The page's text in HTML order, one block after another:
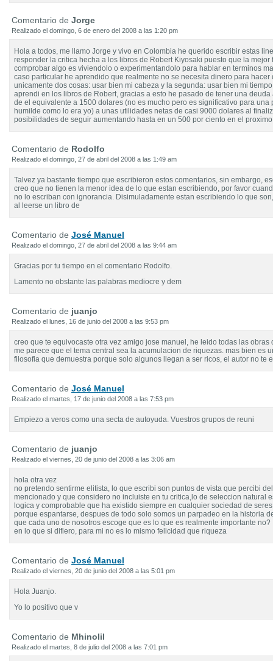
Comentario de Jorge
Realizado el domingo, 6 de enero del 2008 a las 1:20 pm
Hola a todos, me llamo Jorge y vivo en Colombia he querido escribir estas
responder la critica hecha a los libros de Robert Kiyosaki puesto que la mejor
comprobar algo es viviendolo o experimentandolo para hablar en terminos
caso particular he aprendido que realmente no se necesita dinero para hacer
unicamente dos cosas: usar bien mi cabeza y la segunda: usar bien mi
aprendi en los libros de Robert, gracias a esto he pasado de tener una
de el equivalente a 1500 dolares (no es mucho pero es significativo para una
humilde como lo era yo) a unas utilidades netas de casi 9000 dolares al
posibilidades de seguir aumentando hasta en un 500 por ciento en el
Comentario de Rodolfo
Realizado el domingo, 27 de abril del 2008 a las 1:49 am
Talvez ya bastante tiempo que escribieron estos comentarios, sin embargo,
creo que no tienen la menor idea de lo que estan escribiendo, por favor
no lo escriban con ignorancia. Disimuladamente estan escribiendo lo que
al leerse un libro de
Comentario de José Manuel
Realizado el domingo, 27 de abril del 2008 a las 9:44 am
Gracias por tu tiempo en el comentario Rodolfo.
Lamento no obstante las palabras mediocre y dem
Comentario de juanjo
Realizado el lunes, 16 de junio del 2008 a las 9:53 pm
creo que te equivocaste otra vez amigo jose manuel, he leido todas las obras
me parece que el tema central sea la acumulacion de riquezas. mas bien es
filosofia que demuestra porque solo algunos llegan a ser ricos, el autor no te
Comentario de José Manuel
Realizado el martes, 17 de junio del 2008 a las 7:53 pm
Empiezo a veros como una secta de autoyuda. Vuestros grupos de reuni
Comentario de juanjo
Realizado el viernes, 20 de junio del 2008 a las 3:06 am
hola otra vez
no pretendo sentirme elitista, lo que escribi son puntos de vista que percibi
mencionado y que considero no incluiste en tu critica,lo de seleccion natural
logica y comprobable que ha existido siempre en cualquier sociedad de
porque espantarse, despues de todo solo somos un parpadeo en la historia
que cada uno de nosotros escoge que es lo que es realmente importante no?
en lo que si difiero, para mi no es lo mismo felicidad que riqueza
Comentario de José Manuel
Realizado el viernes, 20 de junio del 2008 a las 5:01 pm
Hola Juanjo.
Yo lo positivo que v
Comentario de Mhinolil
Realizado el martes, 8 de julio del 2008 a las 7:01 pm